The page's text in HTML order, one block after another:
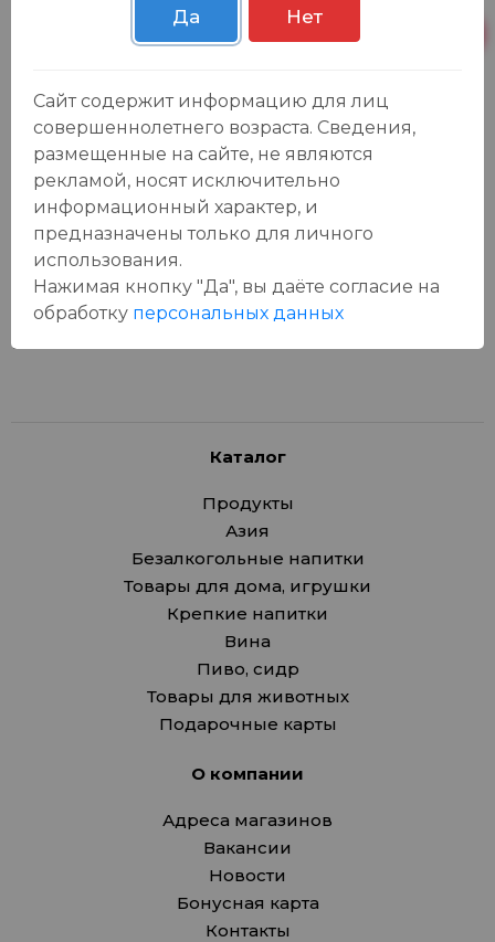
Отзывы:
Оставить отзыв
У данного товара еще нет отзывов, будьте первым, кто
оставит отзыв!
Каталог
Продукты
Азия
Безалкогольные напитки
Товары для дома, игрушки
Крепкие напитки
Вина
Пиво, сидр
Товары для животных
Подарочные карты
О компании
Адреса магазинов
Вакансии
Новости
Бонусная карта
Контакты
Да Нет
Сайт содержит информацию для лиц
совершеннолетнего возраста. Сведения,
размещенные на сайте, не являются
рекламой, носят исключительно
информационный характер, и
предназначены только для личного
использования.
Нажимая кнопку "Да", вы даёте cогласие на
обработку персональных данных